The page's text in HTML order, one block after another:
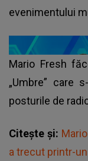
evenimentului
Mario Fresh
„Umbre” care
posturile de
Citește și:
a trecut printr-